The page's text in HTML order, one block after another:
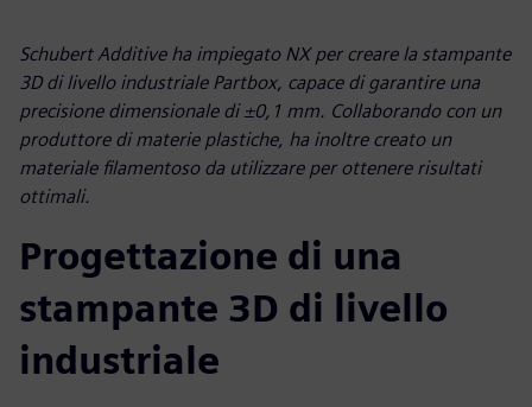
Schubert Additive ha impiegato NX per creare la stampante
3D di livello industriale Partbox, capace di garantire una
precisione dimensionale di ±0,1 mm. Collaborando con un
produttore di materie plastiche, ha inoltre creato un
materiale filamentoso da utilizzare per ottenere risultati
ottimali.
Progettazione di una
stampante 3D di livello
industriale